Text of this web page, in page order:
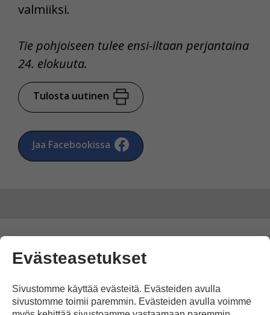
valmiiksi.
Tie pohjoiseen tulee ensi-iltaan perjantaina
24. elokuuta.
Tulosta uutinen
Jaa Facebookissa
Yksi kommentti artikkeliin
”Matkalla pohjoiseen”
Evästeasetukset
Sivustomme käyttää evästeitä. Evästeiden avulla
sivustomme toimii paremmin. Evästeiden avulla voimme